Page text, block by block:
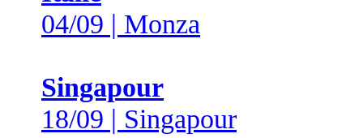
04/09 | Monza
Singapour
18/09 | Singapour